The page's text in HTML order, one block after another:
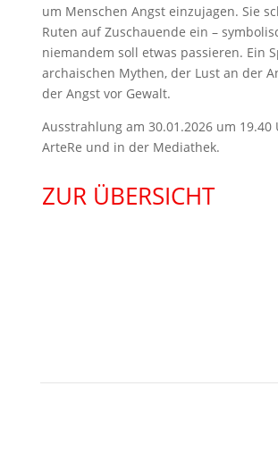
um Menschen Angst einzujagen. Sie
Ruten auf Zuschauende ein –
niemandem soll etwas passieren. Ein
archaischen Mythen, der Lust an der
der Angst vor Gewalt.
Ausstrahlung am 30.01.2026 um 19.40
ArteRe und in der Mediathek.
ZUR ÜBERSICHT